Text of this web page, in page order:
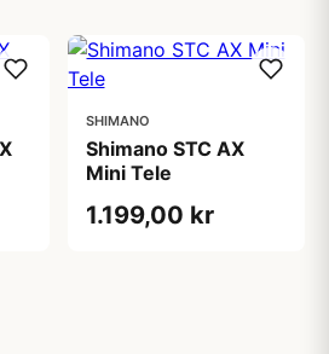
SHIMANO
Shimano STC AX
Mini Tele
1.199,00 kr